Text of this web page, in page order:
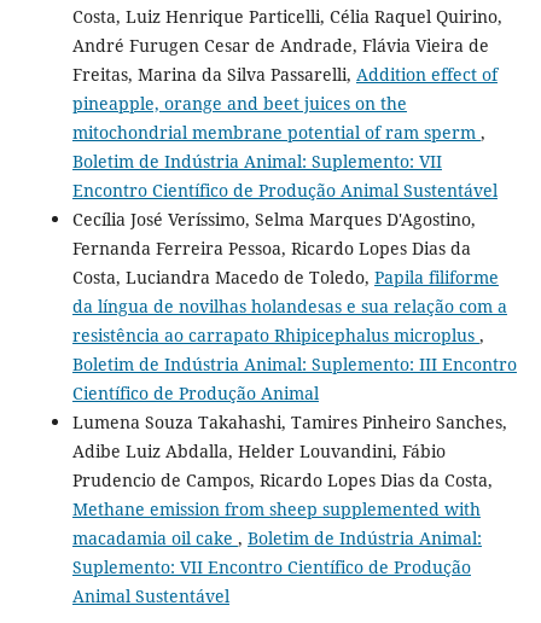
Costa, Luiz Henrique Particelli, Célia Raquel Quirino,
André Furugen Cesar de Andrade, Flávia Vieira de
Freitas, Marina da Silva Passarelli, Addition effect of
pineapple, orange and beet juices on the
mitochondrial membrane potential of ram sperm ,
Boletim de Indústria Animal: Suplemento: VII
Encontro Científico de Produção Animal Sustentável
Cecília José Veríssimo, Selma Marques D'Agostino,
Fernanda Ferreira Pessoa, Ricardo Lopes Dias da
Costa, Luciandra Macedo de Toledo, Papila filiforme
da língua de novilhas holandesas e sua relação com a
resistência ao carrapato Rhipicephalus microplus ,
Boletim de Indústria Animal: Suplemento: III Encontro
Científico de Produção Animal
Lumena Souza Takahashi, Tamires Pinheiro Sanches,
Adibe Luiz Abdalla, Helder Louvandini, Fábio
Prudencio de Campos, Ricardo Lopes Dias da Costa,
Methane emission from sheep supplemented with
macadamia oil cake , Boletim de Indústria Animal:
Suplemento: VII Encontro Científico de Produção
Animal Sustentável